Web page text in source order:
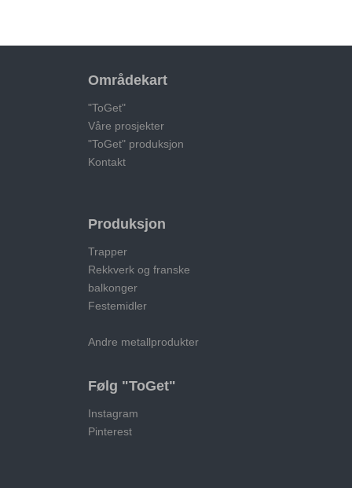
Områdekart
"ToGet"
Våre prosjekter
"ToGet" produksjon
Kontakt
Produksjon
Trapper
Rekkverk og franske
balkonger
Festemidler
Andre metallprodukter
Følg "ToGet"
Instagram
Pinterest